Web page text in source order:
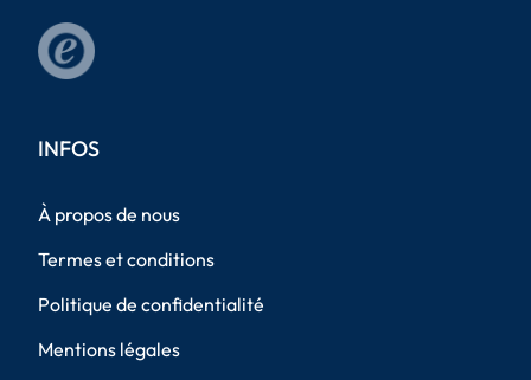
INFOS
À propos de nous
Termes et conditions
Politique de confidentialité
Mentions légales